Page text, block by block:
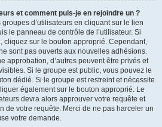
et comment puis-je en rejoindre un ?
d’utilisateurs en cliquant sur le lien
le panneau de contrôle de l’utilisateur. Si
cliquez sur le bouton approprié. Cependant,
sont pas ouverts aux nouvelles adhésions.
approbation, d’autres peuvent être privés et
Si le groupe est public, vous pouvez le
dédié. Si le groupe est restreint et nécessite
également sur le bouton approprié. Le
devra alors approuver votre requête et
de votre requête. Merci de ne pas harceler un
votre demande.